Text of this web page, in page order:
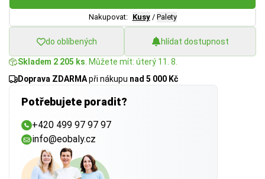
Nakupovat: Kusy / Palety
do oblíbených hlídat dostupnost
Skladem 2 205 ks . Můžete mít: úterý 11. 8.
Doprava ZDARMApři nákupu nad 5 000 Kč
Potřebujete poradit?
+420 499 97 97 97
info@eobaly.cz